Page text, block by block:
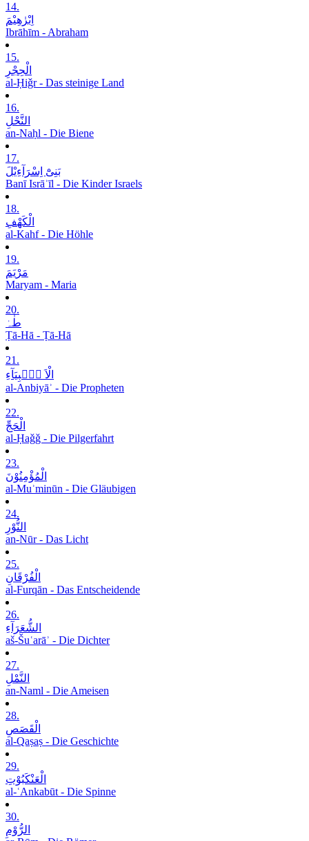
14.
اِبْرٰھِیْمَ
Ibrāhīm - Abraham
15.
الْحِجْرِ
al-Ḥiǧr - Das steinige Land
16.
النَّحْلِ
an-Naḥl - Die Biene
17.
بَنِیْٓ اِسْرَآءِیْلَ
Banī Isrāʾīl - Die Kinder Israels
18.
الْکَھْفِ
al-Kahf - Die Höhle
19.
مَرْیَمَ
Maryam - Maria
20.
طٰہٰ
Ṭā-Hā - Ṭā-Hā
21.
الْاَ نۡۢبِیَآءِ
al-Anbiyāʾ - Die Propheten
22.
الْحَجِّ
al-Ḥaǧǧ - Die Pilgerfahrt
23.
الْمُؤْمِنُوْنَ
al-Muʾminūn - Die Gläubigen
24.
النُّوْرِ
an-Nūr - Das Licht
25.
الْفُرْقَانِ
al-Furqān - Das Entscheidende
26.
الشُّعَرَآءِ
aš-Šuʿarāʾ - Die Dichter
27.
النَّمْلِ
an-Naml - Die Ameisen
28.
الْقَصَصِ
al-Qaṣaṣ - Die Geschichte
29.
الْعَنْکَبُوْتِ
al-ʿAnkabūt - Die Spinne
30.
الرُّوْمِ